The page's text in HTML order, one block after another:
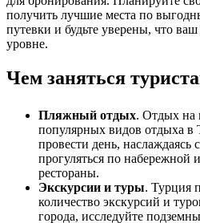
получить лучшие места по
путевки и будьте уверены, что
уровне.
Чем заняться
Пляжный отдых. Отдых на
популярных видов отдыха
провести день,
прогуляться по набережной
рестораны.
Экскурсии и туры. Турция
количество экскурсий и
города, исследуйте